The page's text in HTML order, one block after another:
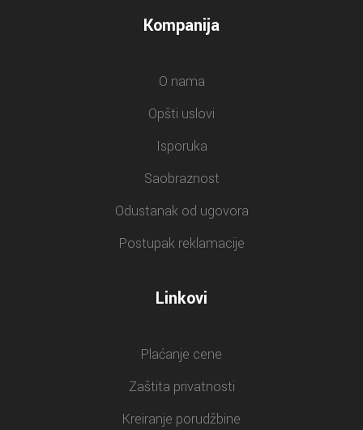
Kompanija
O nama
Opšti uslovi
Isporuka
Saobraznost
Odustanak od ugovora
Postupak reklamacije
Linkovi
Plaćanje cene
Zaštita privatnosti
Kreiranje porudžbine